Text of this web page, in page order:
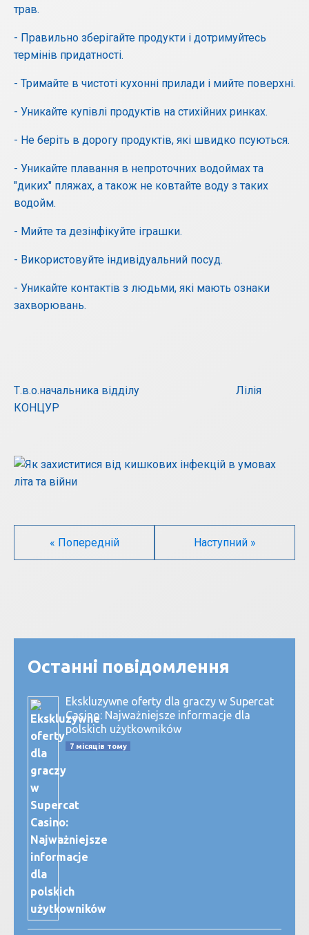
трав.
- Правильно зберігайте продукти і дотримуйтесь
термінів придатності.
- Тримайте в чистоті кухонні прилади і мийте поверхні.
- Уникайте купівлі продуктів на стихійних ринках.
- Не беріть в дорогу продуктів, які швидко псуються.
- Уникайте плавання в непроточних водоймах та
"диких" пляжах, а також не ковтайте воду з таких
водойм.
- Мийте та дезінфікуйте іграшки.
- Використовуйте індивідуальний посуд.
- Уникайте контактів з людьми, які мають ознаки
захворювань.
Т.в.о.начальника відділу Лілія
КОНЦУР
« Попередній Наступний »
Останні повідомлення
Ekskluzywne oferty dla graczy w Supercat
Casino: Najważniejsze informacje dla
polskich użytkowników
7 місяців тому